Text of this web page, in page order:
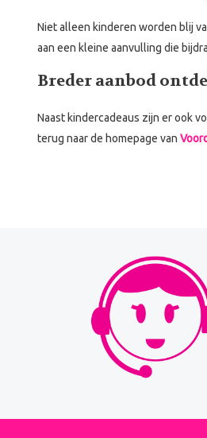
Niet alleen kinderen worden blij
aan een kleine aanvulling die
Breder aanbod
Naast kindercadeaus zijn er ook
terug naar de homepage van